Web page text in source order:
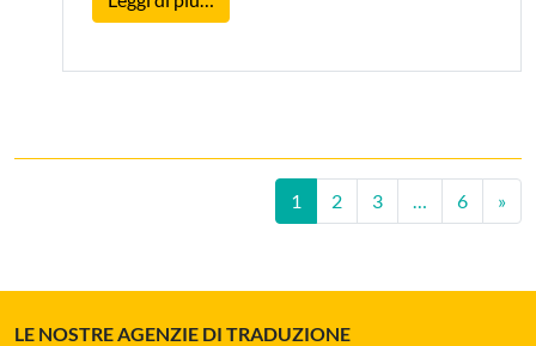
Navigazione degli
1 2 3 6 »
LE NOSTRE AGENZIE DI TRADUZIONE